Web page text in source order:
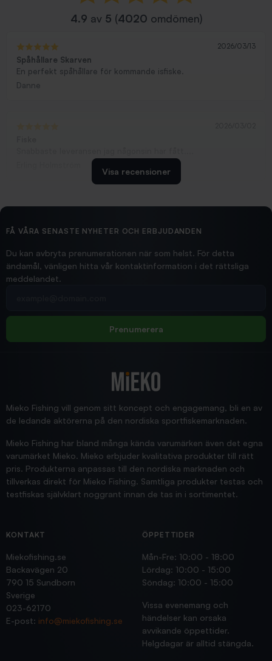
4.9 av 5 (4020 omdömen)
2026/03/13
Spåhållare Skarven
En perfekt spåhållare för kommande isfiske.
Danne
2026/02/19
Hittade exakt vad jag behövde. Snabb och bra...
Jensa
Visa recensioner
FÅ VÅRA SENASTE NYHETER OCH ERBJUDANDEN
Du kan avbryta prenumerationen när som helst. För detta
ändamål, vänligen hitta vår kontaktinformation i det rättsliga
meddelandet.
Prenumerera
Mieko Fishing vill genom sitt koncept och engagemang, bli en av
de ledande aktörerna på den nordiska sportfiskemarknaden.
Mieko Fishing har bland många kända varumärken även det egna
varumärket Mieko. Mieko erbjuder kvalitativa produkter till rätt
pris. Produkterna anpassas till den nordiska marknaden och
tillverkas direkt för Mieko Fishing. Samtliga produkter testas och
testfiskas självklart noggrant innan de tas in i sortimentet.
KONTAKT
Miekofishing.se
Backavägen 20
790 15 Sundborn
Sverige
023-62170
E-post: info@miekofishing.se
ÖPPETTIDER
Mån-Fre: 10:00 - 18:00
Lördag: 10:00 - 15:00
Söndag: 10:00 - 15:00
Vissa evenemang och
händelser kan orsaka
avvikande öppettider.
Helgdagar är alltid stängda.